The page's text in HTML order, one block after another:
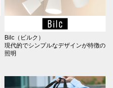
Bilc（ビルク）
現代的でシンプルなデザインが特徴の
照明